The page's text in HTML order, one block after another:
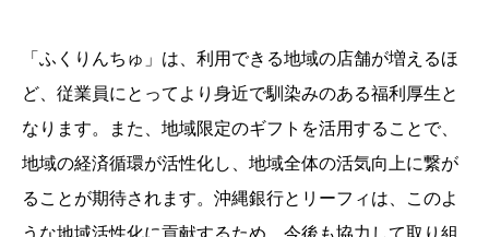
「ふくりんちゅ」は、利用できる地域の店舗が増えるほ
ど、従業員にとってより身近で馴染みのある福利厚生と
なります。また、地域限定のギフトを活用することで、
地域の経済循環が活性化し、地域全体の活気向上に繋が
ることが期待されます。沖縄銀行とリーフィは、このよ
うな地域活性化に貢献するため、今後も協力して取り組